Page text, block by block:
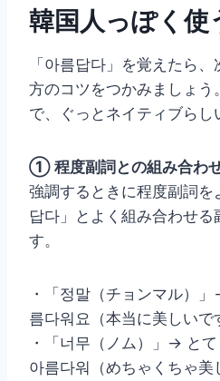
韓国人っぽく使
「아름답다」を覚えたら
方のコツをつかみましょう
で、ぐっとネイティブらし
① 程度副詞との組み合わ
強調するときに程度副詞を
답다」とよく組み合わせ
す。
・「정말（チョンマル）
름다워요（本当に美しいで
・「너무（ノム）」→ と
아름다워（めちゃくちゃ美